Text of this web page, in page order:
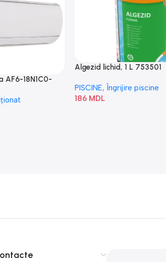
AF6-18N1C0-
Algezid lichid, 1 L 753501
PISCINE, Îngrijire piscine
186 MDL